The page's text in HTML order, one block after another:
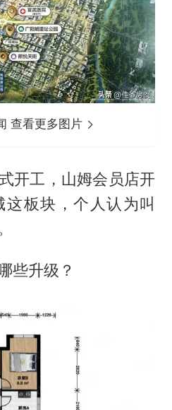
查看更多图片
开工，山姆会员店开
板块，个人认为叫
些升级？